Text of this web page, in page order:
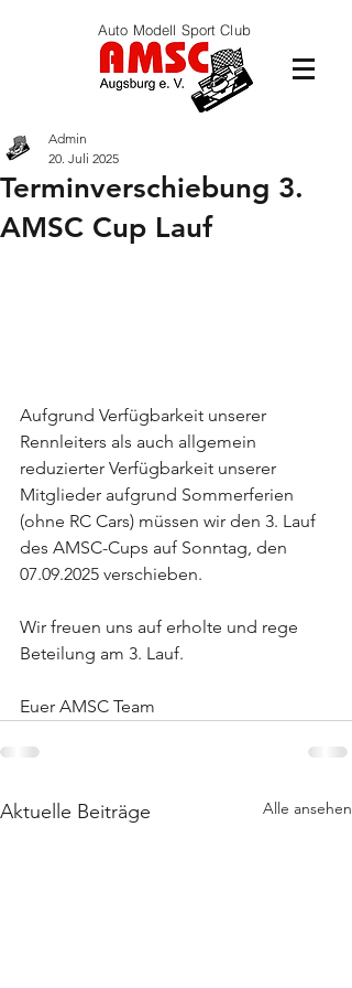
Auto Modell Sport Club
Terminverschiebung 3.
AMSC Cup Lauf
Admin
20. Juli 2025
Aufgrund Verfügbarkeit unserer
Rennleiters als auch allgemein
reduzierter Verfügbarkeit unserer
Mitglieder aufgrund Sommerferien
(ohne RC Cars) müssen wir den 3. Lauf
des AMSC-Cups auf Sonntag, den
07.09.2025 verschieben.
Wir freuen uns auf erholte und rege
Beteilung am 3. Lauf.
Euer AMSC Team
Aktuelle Beiträge Alle ansehen